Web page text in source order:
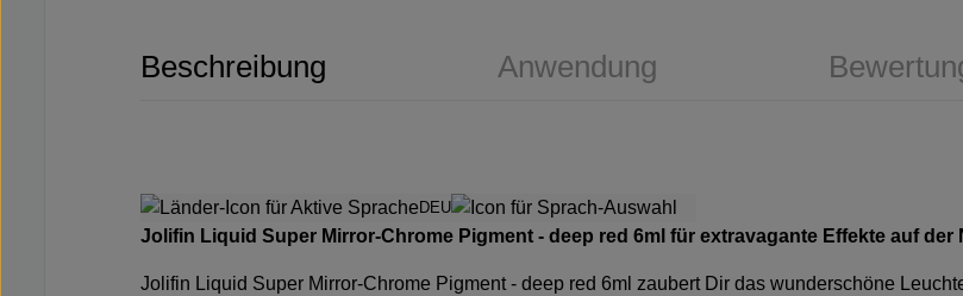
Beschreibung Anwendung
DEU
Jolifin Liquid Super Mirror-Chrome Pigment - deep red 6ml für extravagante Effekte auf der
Jolifin Liquid Super Mirror-Chrome Pigment - deep red 6ml zaubert Dir das wunderschöne